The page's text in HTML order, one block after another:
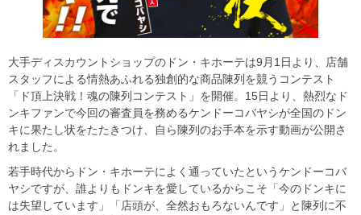
大手ディスカウントショップのドン・キホーテは9月1日より、店舗
スタッフによる情熱あふれる独創的な商品陳列を競うコンテスト
「ド頂上決戦！魂の陳列コンテスト」を開催。15日より、熱烈なド
ンキファンで今回の審査員を務めるケンドーコバヤシが全国のドン
キに果たし状をたたきつけ、自ら陳列のお手本を示す動画が公開さ
れました。
若手時代からドン・キホーテによく通っていたというケンドーコバ
ヤシですが、誰よりもドンキを愛しているからこそ「今のドンキに
は失望しています」「店頭が、全然おもろないんです」と陳列に不